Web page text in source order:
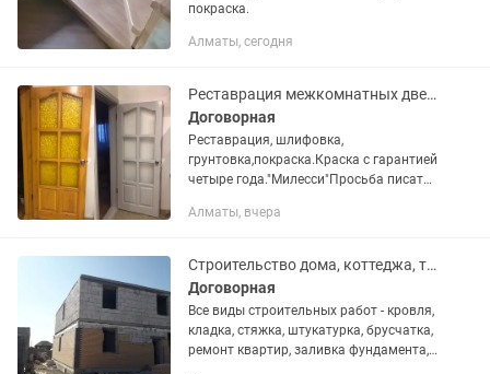
покраска.
Алматы, сегодня
Реставрация межкомнатных дверей, лестниц,фасадов
Договорная
Реставрация, шлифовка,
грунтовка,покраска.Краска с гарантией
четыре года."Милесси"Просьба писать
Алматы, вчера
Строительство дома, коттеджа, таунхауса,ремонт под ключ, по дизайн проекту
Договорная
Все виды строительных работ - кровля,
кладка, стяжка, штукатурка, брусчатка,
ремонт квартир, заливка фундамента,